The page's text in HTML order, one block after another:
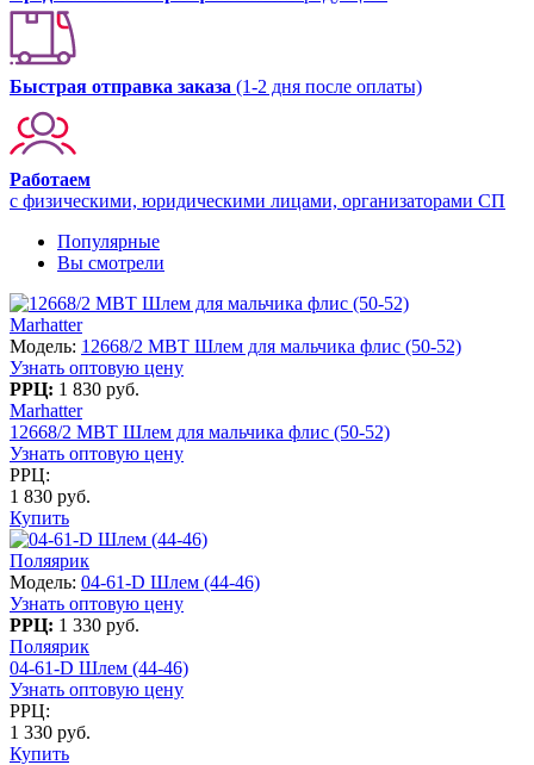
Быстрая отправка заказа (1-2 дня после оплаты)
Работаем
с физическими, юридическими лицами, организаторами СП
Популярные
Вы смотрели
Marhatter
Модель: 12668/2 MBT Шлем для мальчика флис (50-52)
Узнать оптовую цену
РРЦ: 1 830 руб.
Marhatter
12668/2 MBT Шлем для мальчика флис (50-52)
Узнать оптовую цену
РРЦ:
1 830 руб.
Купить
Поляярик
Модель: 04-61-D Шлем (44-46)
Узнать оптовую цену
РРЦ: 1 330 руб.
Поляярик
04-61-D Шлем (44-46)
Узнать оптовую цену
РРЦ:
1 330 руб.
Купить